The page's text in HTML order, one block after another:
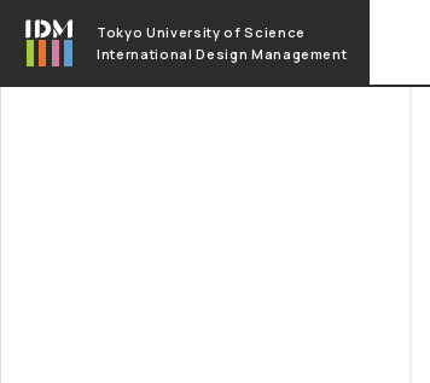
本文へ移動
Tokyo University of Science
International Design Management